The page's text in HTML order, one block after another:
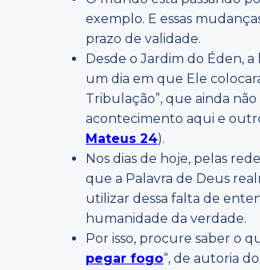
exemplo. E essas
prazo de validade.
Desde o Jardim do Éden,
um dia em que Ele
Tribulação”, que ainda
acontecimento aqui e
Mateus 24).
Nos dias de hoje, pelas
que a Palavra de Deus
utilizar dessa falta de
humanidade da verdade.
Por isso, procure saber o
pegar fogo“, de autoria do